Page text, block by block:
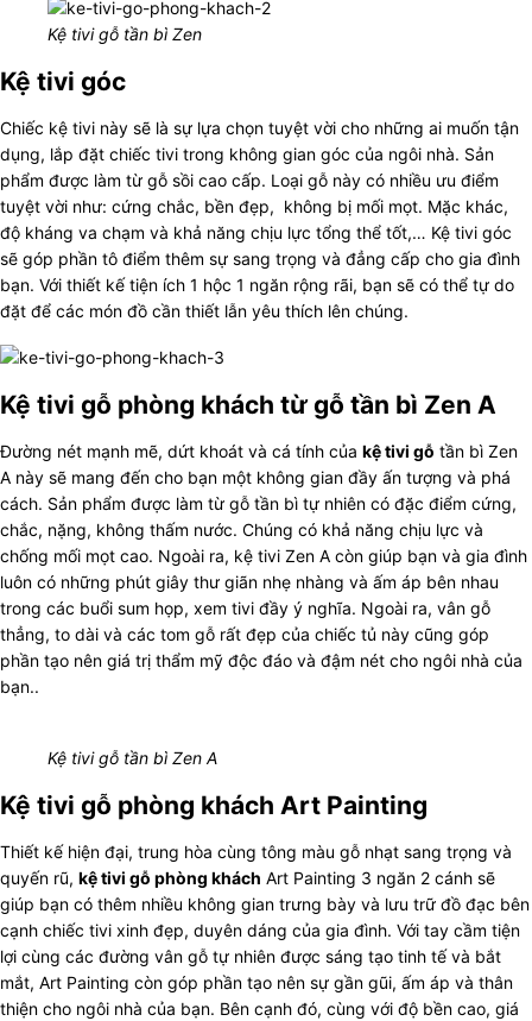
Kệ tivi gỗ tần bì Zen
Kệ tivi góc
Chiếc kệ tivi này sẽ là sự lựa chọn tuyệt vời cho những ai muốn tận
dụng, lắp đặt chiếc tivi trong không gian góc của ngôi nhà. Sản
phẩm được làm từ gỗ sồi cao cấp. Loại gỗ này có nhiều ưu điểm
tuyệt vời như: cứng chắc, bền đẹp, không bị mối mọt. Mặc khác,
độ kháng va chạm và khả năng chịu lực tổng thể tốt,… Kệ tivi góc
sẽ góp phần tô điểm thêm sự sang trọng và đẳng cấp cho gia đình
bạn. Với thiết kế tiện ích 1 hộc 1 ngăn rộng rãi, bạn sẽ có thể tự do
đặt để các món đồ cần thiết lẫn yêu thích lên chúng.
Kệ tivi gỗ phòng khách từ gỗ tần bì Zen A
Đường nét mạnh mẽ, dứt khoát và cá tính của kệ tivi gỗ tần bì Zen
A này sẽ mang đến cho bạn một không gian đầy ấn tượng và phá
cách. Sản phẩm được làm từ gỗ tần bì tự nhiên có đặc điểm cứng,
chắc, nặng, không thấm nước. Chúng có khả năng chịu lực và
chống mối mọt cao. Ngoài ra, kệ tivi Zen A còn giúp bạn và gia đình
luôn có những phút giây thư giãn nhẹ nhàng và ấm áp bên nhau
trong các buổi sum họp, xem tivi đầy ý nghĩa. Ngoài ra, vân gỗ
thẳng, to dài và các tom gỗ rất đẹp của chiếc tủ này cũng góp
phần tạo nên giá trị thẩm mỹ độc đáo và đậm nét cho ngôi nhà của
bạn..
Kệ tivi gỗ tần bì Zen A
Kệ tivi gỗ phòng khách Art Painting
Thiết kế hiện đại, trung hòa cùng tông màu gỗ nhạt sang trọng và
quyến rũ, kệ tivi gỗ phòng khách Art Painting 3 ngăn 2 cánh sẽ
giúp bạn có thêm nhiều không gian trưng bày và lưu trữ đồ đạc bên
cạnh chiếc tivi xinh đẹp, duyên dáng của gia đình. Với tay cầm tiện
lợi cùng các đường vân gỗ tự nhiên được sáng tạo tinh tế và bắt
mắt, Art Painting còn góp phần tạo nên sự gần gũi, ấm áp và thân
thiện cho ngôi nhà của bạn. Bên cạnh đó, cùng với độ bền cao, giá